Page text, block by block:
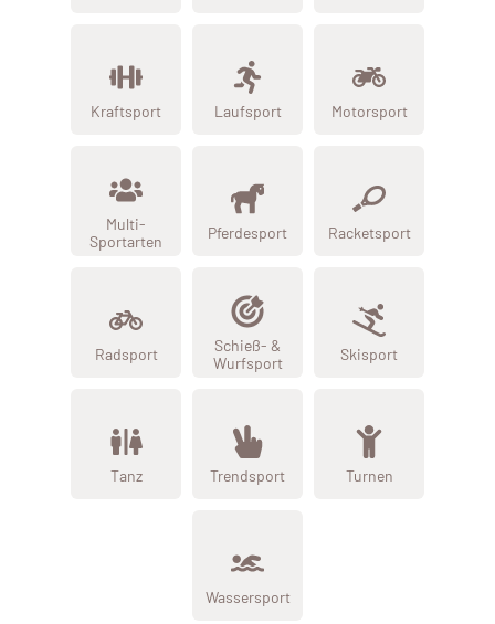
Kraftsport Laufsport Motorsport
Multi-
Sportarten
Pferdesport Racketsport
Radsport
Schieß- &
Wurfsport
Skisport
Tanz Trendsport Turnen
Wassersport